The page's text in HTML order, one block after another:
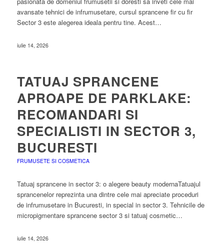
avansate tehnici de infrumusetare, cursul sprancene fir cu fir
Sector 3 este alegerea ideala pentru tine. Acest…
iulie 14, 2026
TATUAJ SPRANCENE
APROAPE DE PARKLAKE:
RECOMANDARI SI
SPECIALISTI IN SECTOR 3,
BUCURESTI
FRUMUSETE SI COSMETICA
Tatuaj sprancene in sector 3: o alegere beauty modernaTatuajul
sprancenelor reprezinta una dintre cele mai apreciate proceduri
de infrumusetare in Bucuresti, in special in sector 3. Tehnicile de
micropigmentare sprancene sector 3 si tatuaj cosmetic…
iulie 14, 2026